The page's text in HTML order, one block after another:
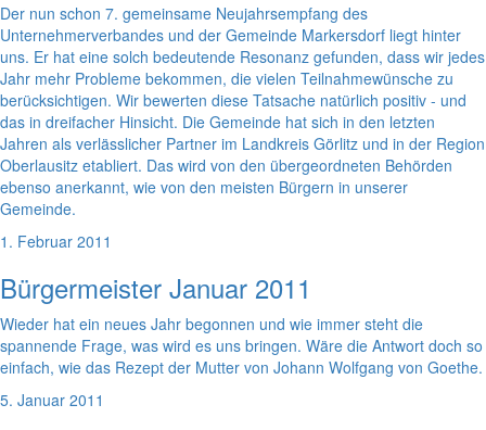
Der nun schon 7. gemeinsame Neujahrsempfang des
Unternehmerverbandes und der Gemeinde Markersdorf liegt hinter
uns. Er hat eine solch bedeutende Resonanz gefunden, dass wir jedes
Jahr mehr Probleme bekommen, die vielen Teilnahmewünsche zu
berücksichtigen. Wir bewerten diese Tatsache natürlich positiv - und
das in dreifacher Hinsicht. Die Gemeinde hat sich in den letzten
Jahren als verlässlicher Partner im Landkreis Görlitz und in der Region
Oberlausitz etabliert. Das wird von den übergeordneten Behörden
ebenso anerkannt, wie von den meisten Bürgern in unserer
Gemeinde.
1. Februar 2011
Bürgermeister Januar 2011
Wieder hat ein neues Jahr begonnen und wie immer steht die
spannende Frage, was wird es uns bringen. Wäre die Antwort doch so
einfach, wie das Rezept der Mutter von Johann Wolfgang von Goethe.
5. Januar 2011